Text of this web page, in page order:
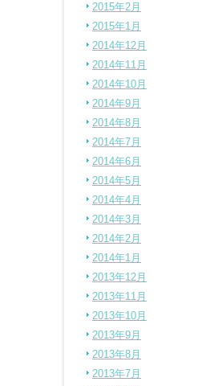
2015年2月
2015年1月
2014年12月
2014年11月
2014年10月
2014年9月
2014年8月
2014年7月
2014年6月
2014年5月
2014年4月
2014年3月
2014年2月
2014年1月
2013年12月
2013年11月
2013年10月
2013年9月
2013年8月
2013年7月